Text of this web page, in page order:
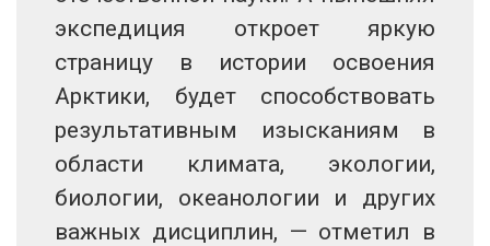
экспедиция откроет яркую
страницу в истории освоения
Арктики, будет способствовать
результативным изысканиям в
области климата, экологии,
биологии, океанологии и других
важных дисциплин, — отметил в